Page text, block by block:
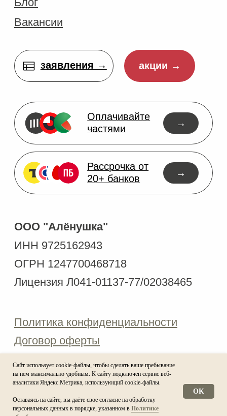
Сайт использует cookie-файлы, чтобы сделать ваше пребывание
на нем максимально удобным. К cайту подключен сервис веб-
аналитики Яндекс.Метрика, использующий cookie-файлы.
Оставаясь на сайте, вы даёте свое согласие на обработку
персональных данных в порядке, указанном в Политике
OK
Напишите, мы онлайн!